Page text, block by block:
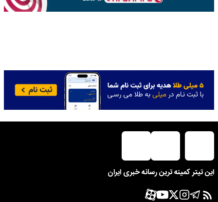
این تیتر کمینه ترین رسانه خبری ایران